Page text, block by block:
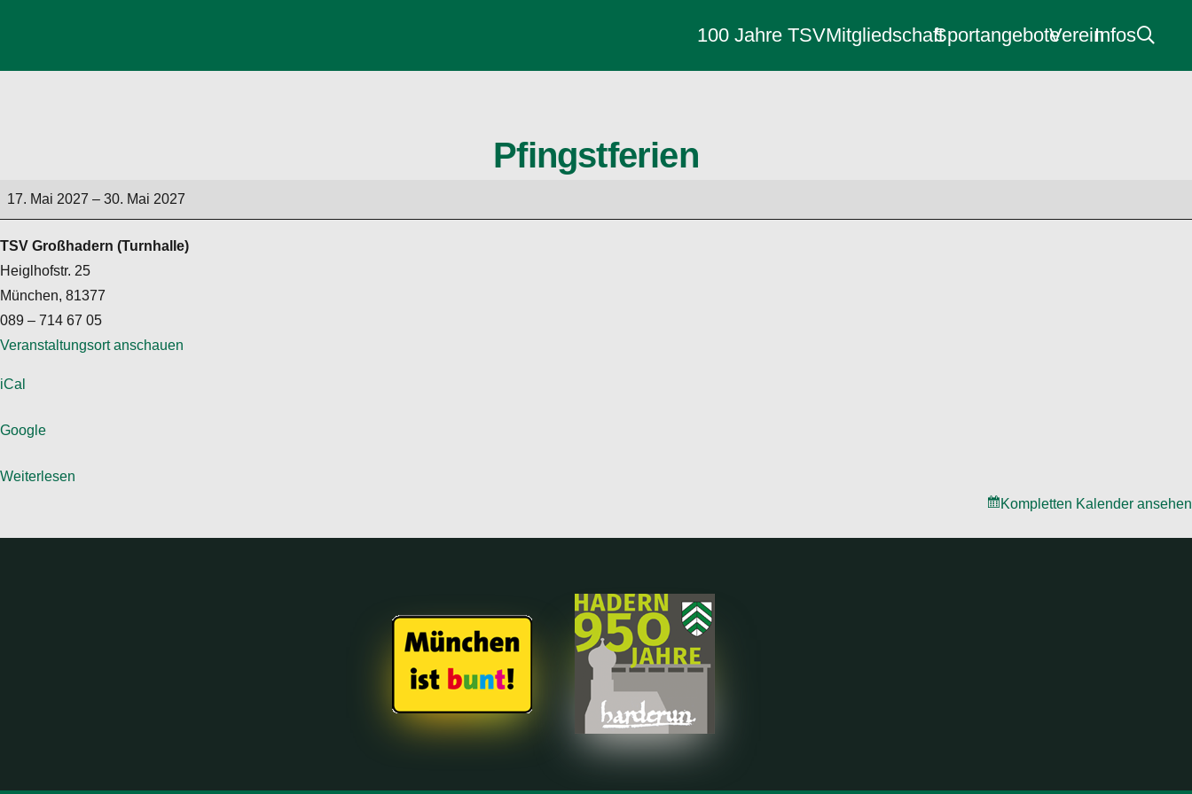
100 Jahre TSVMitgliedschaftSportangeboteVereinInfos
Pfingstferien
Pfingstferien
17. Mai 2027 – 30. Mai 2027
TSV Großhadern (Turnhalle)
Heiglhofstr. 25
München, 81377
089 – 714 67 05
Veranstaltungsort anschauen
iCal
Google
Weiterlesen
Kompletten Kalender ansehen